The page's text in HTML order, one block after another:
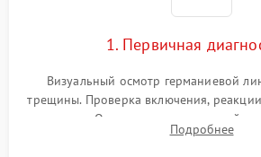
1. Первичная
Визуальный осмотр германиевой
трещины. Проверка включения,
зарядки. Оценка вывода тепловой
проверка базовых функций и
Подробнее